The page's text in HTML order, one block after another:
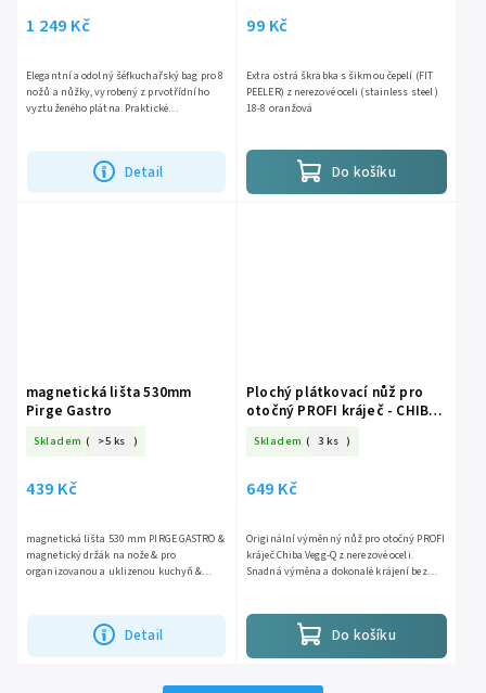
1 249 Kč
Detail
Elegantní a odolný šéfkuchařský bag pro 8
nožů a nůžky, vyrobený z prvotřídního
vyztuženého plátna. Praktické
99 Kč
Do košíku
Extra ostrá škrabka s šikmou čepelí (FIT
PEELER) z nerezové oceli (stainless steel )
18-8 oranžová
magnetická lišta 530mm
Pirge Gastro
Skladem ( >5 ks )
439 Kč
Detail
magnetická lišta 530 mm PIRGE GASTRO &
magnetický držák na nože & pro
organizovanou a uklizenou kuchyň &
Plochý plátkovací nůž pro
otočný PROFI kráječ - CHIBA
Skladem ( 3 ks )
649 Kč
Do košíku
Originální výměnný nůž pro otočný PROFI
kráječ Chiba Vegg-Q z nerezové oceli.
Snadná výměna a dokonalé krájení bez